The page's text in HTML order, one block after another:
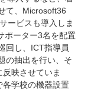
て、Microsoft36
ービスも導入しま
ポーター3名を配置
回し、ICT指導員
の抽出を行い、そ
映させていま
学校の機器設置